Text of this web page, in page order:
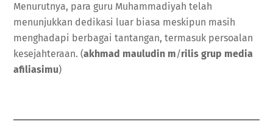
Menurutnya, para guru Muhammadiyah telah
menunjukkan dedikasi luar biasa meskipun masih
menghadapi berbagai tantangan, termasuk persoalan
kesejahteraan. (akhmad mauludin m/rilis grup media
afiliasimu)